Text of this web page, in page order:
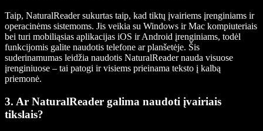
Taip, NaturalReader sukurtas taip, kad tiktų įvairiems įrenginiams ir
operacinėms sistemoms. Jis veikia su Windows ir Mac kompiuteriais
bei turi mobiliąsias aplikacijas iOS ir Android įrenginiams, todėl
funkcijomis galite naudotis telefone ar planšetėje. Šis
suderinamumas leidžia naudotis NaturalReader nauda visuose
įrenginiuose – tai patogi ir visiems prieinama teksto į kalbą
priemonė.
3. Ar NaturalReader galima naudoti įvairiais
tikslais?